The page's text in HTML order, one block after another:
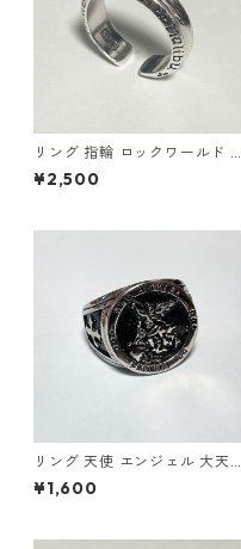
リング 指輪 ロックワールド パ
ンク ロック レタリング 鏡面
ユニセックス
¥2,500
リング 天使 エンジェル 大天使
ミカエル 十字架 クロス 指輪
ステンレス メンズアクセサリ
¥1,600